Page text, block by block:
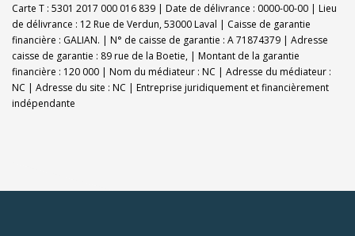
Carte T : 5301 2017 000 016 839 | Date de délivrance : 0000-00-00 | Lieu
de délivrance : 12 Rue de Verdun, 53000 Laval | Caisse de garantie
financière : GALIAN. | N° de caisse de garantie : A 71874379 | Adresse
caisse de garantie : 89 rue de la Boetie, | Montant de la garantie
financière : 120 000 | Nom du médiateur : NC | Adresse du médiateur :
NC | Adresse du site : NC | Entreprise juridiquement et financièrement
indépendante